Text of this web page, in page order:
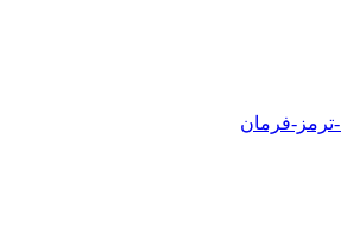
ترمز-فرمان